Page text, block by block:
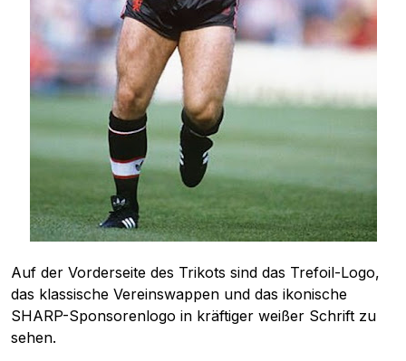
Auf der Vorderseite des Trikots sind das Trefoil-Logo,
das klassische Vereinswappen und das ikonische
SHARP-Sponsorenlogo in kräftiger weißer Schrift zu
sehen.